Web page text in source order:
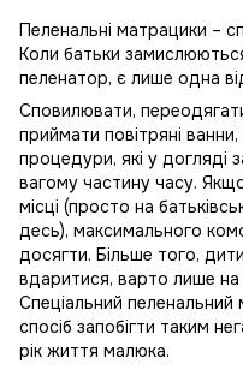
Пеленальні матрацики –
Коли батьки
пеленатор, є лише одна
Сповилювати,
приймати повітряні
процедури, які у
вагому частину часу.
місці (просто на
десь), максимального
досягти. Більше того,
вдаритися, варто лише на
Спеціальний пеленальний
спосіб запобігти таким
рік життя малюка.